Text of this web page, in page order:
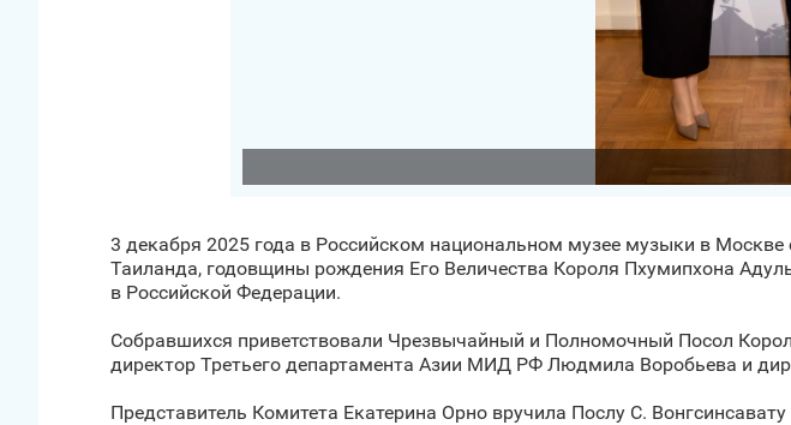
3 декабря 2025 года в Российском национальном музее музыки в
Таиланда, годовщины рождения Его Величества Короля Пхумипхона
в Российской Федерации.
Собравшихся приветствовали Чрезвычайный и Полномочный Посол
директор Третьего департамента Азии МИД РФ Людмила Воробьева и
Представитель Комитета Екатерина Орно вручила Послу С.